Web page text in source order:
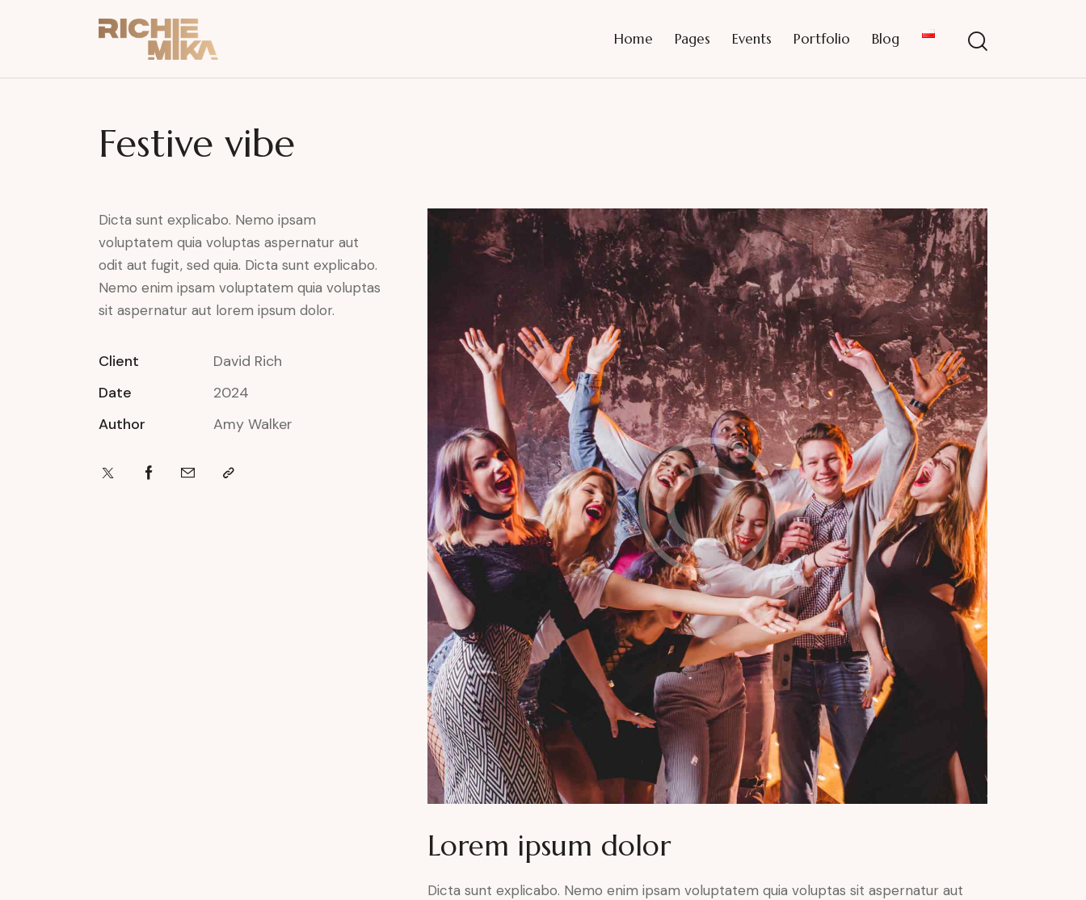
Home Pages Events Portfolio Blog
Festive vibe
Dicta sunt explicabo. Nemo ipsam
voluptatem quia voluptas aspernatur aut
odit aut fugit, sed quia. Dicta sunt explicabo.
Nemo enim ipsam voluptatem quia voluptas
sit aspernatur aut lorem ipsum dolor.
Client
David Rich
Date
2024
Author
Amy Walker
Lorem ipsum dolor
Dicta sunt explicabo. Nemo enim ipsam voluptatem quia voluptas sit aspernatur aut